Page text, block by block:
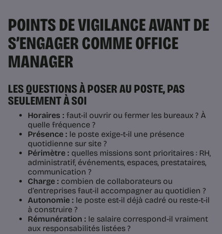
POINTS DE VIGILANCE AVANT DE
S’ENGAGER COMME OFFICE
MANAGER
LES QUESTIONS À POSER AU POSTE, PAS
SEULEMENT À SOI
Horaires : faut-il ouvrir ou fermer les bureaux ? À
quelle fréquence ?
Présence : le poste exige-t-il une présence
quotidienne sur site ?
Périmètre : quelles missions sont prioritaires : RH,
administratif, événements, espaces, prestataires,
communication ?
Charge : combien de collaborateurs ou
d’entreprises faut-il accompagner au quotidien ?
Autonomie : le poste est-il déjà cadré ou reste-t-il
à construire ?
Rémunération : le salaire correspond-il vraiment
aux responsabilités listées ?